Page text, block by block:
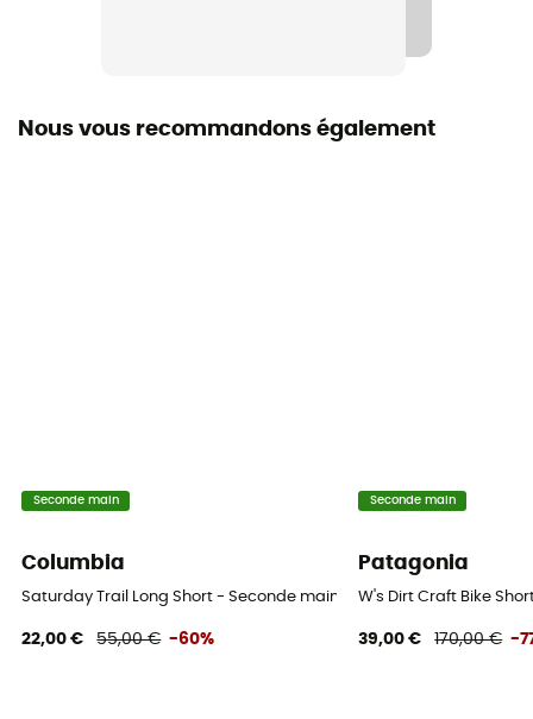
Nous vous recommandons également
Seconde main
Columbia
Saturday Trail Long Short - Seconde main Short femme - Bleu - US
22,00 € 55,00 € -60%
Seconde main
Patagonia
W's Dirt Craft Bike
39,00 € 170,00 € -